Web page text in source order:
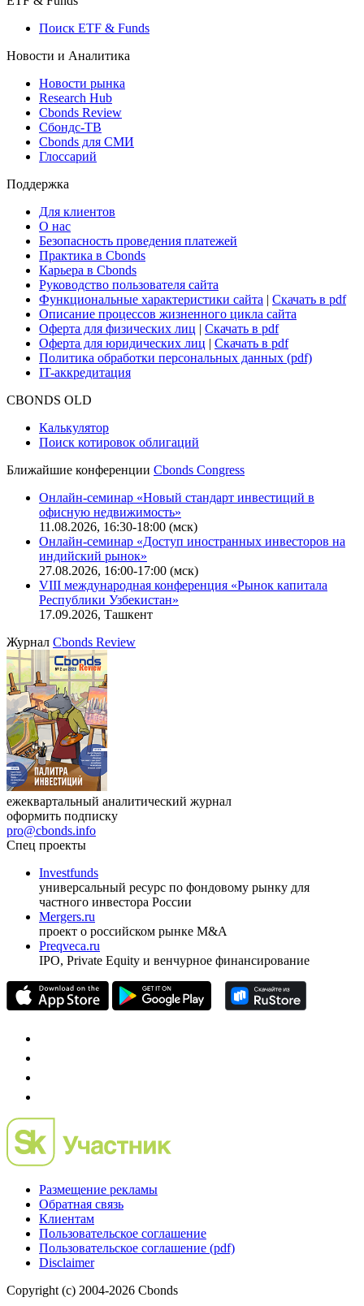
Поиск ETF & Funds
Новости и Аналитика
Новости рынка
Research Hub
Cbonds Review
Сбондс-ТВ
Cbonds для СМИ
Глоссарий
Поддержка
Для клиентов
О нас
Безопасность проведения платежей
Практика в Cbonds
Карьера в Cbonds
Руководство пользователя сайта
Функциональные характеристики сайта | Скачать в pdf
Описание процессов жизненного цикла сайта
Оферта для физических лиц | Скачать в pdf
Оферта для юридических лиц | Скачать в pdf
Политика обработки персональных данных (pdf)
IT-аккредитация
CBONDS OLD
Калькулятор
Поиск котировок облигаций
Ближайшие конференции Cbonds Congress
Онлайн-семинар «Новый стандарт инвестиций в
офисную недвижимость»
11.08.2026, 16:30-18:00 (мск)
Онлайн-семинар «Доступ иностранных инвесторов на
индийский рынок»
27.08.2026, 16:00-17:00 (мск)
VIII международная конференция «Рынок капитала
Республики Узбекистан»
17.09.2026, Ташкент
Журнал Cbonds Review
ежеквартальный аналитический журнал
оформить подписку
pro@cbonds.info
Спец проекты
Investfunds
универсальный ресурс по фондовому рынку для
частного инвестора России
Mergers.ru
проект о российском рынке M&A
Preqveca.ru
IPO, Private Equity и венчурное финансирование
Размещение рекламы
Обратная связь
Клиентам
Пользовательское соглашение
Пользовательское соглашение (pdf)
Disclaimer
Copyright (c) 2004-2026 Cbonds